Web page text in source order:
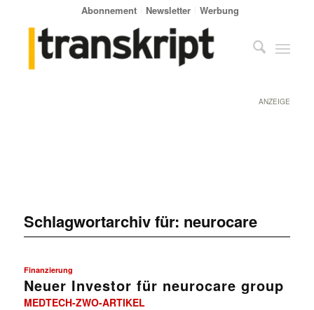
Abonnement Newsletter Werbung
ANZEIGE
Schlagwortarchiv für: neurocare
Finanzierung
Neuer Investor für neurocare group
MEDTECH-ZWO-ARTIKEL